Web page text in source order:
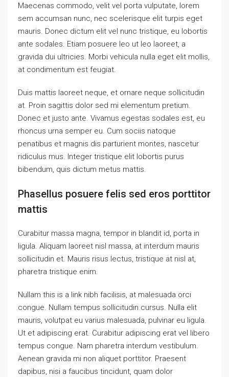
Maecenas commodo, velit vel porta vulputate, lorem
sem accumsan nunc, nec scelerisque elit turpis eget
mauris. Donec dictum elit vel nunc tristique, eu lobortis
ante sodales. Etiam posuere leo ut leo laoreet, a
gravida dui ultricies. Morbi vehicula nulla eget elit mollis,
at condimentum est feugiat.
Duis mattis laoreet neque, et ornare neque sollicitudin
at. Proin sagittis dolor sed mi elementum pretium.
Donec et justo ante. Vivamus egestas sodales est, eu
rhoncus urna semper eu. Cum sociis natoque
penatibus et magnis dis parturient montes, nascetur
ridiculus mus. Integer tristique elit lobortis purus
bibendum, quis dictum metus mattis.
Phasellus posuere felis sed eros porttitor
mattis
Curabitur massa magna, tempor in blandit id, porta in
ligula. Aliquam laoreet nisl massa, at interdum mauris
sollicitudin et. Mauris risus lectus, tristique at nisl at,
pharetra tristique enim.
Nullam this is a link nibh facilisis, at malesuada orci
congue. Nullam tempus sollicitudin cursus. Nulla elit
mauris, volutpat eu varius malesuada, pulvinar eu ligula.
Ut et adipiscing erat. Curabitur adipiscing erat vel libero
tempus congue. Nam pharetra interdum vestibulum.
Aenean gravida mi non aliquet porttitor. Praesent
dapibus, nisi a faucibus tincidunt, quam dolor